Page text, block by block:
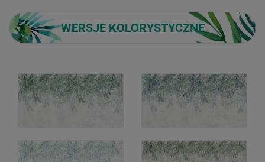
WERSJE KOLORYSTYCZNE